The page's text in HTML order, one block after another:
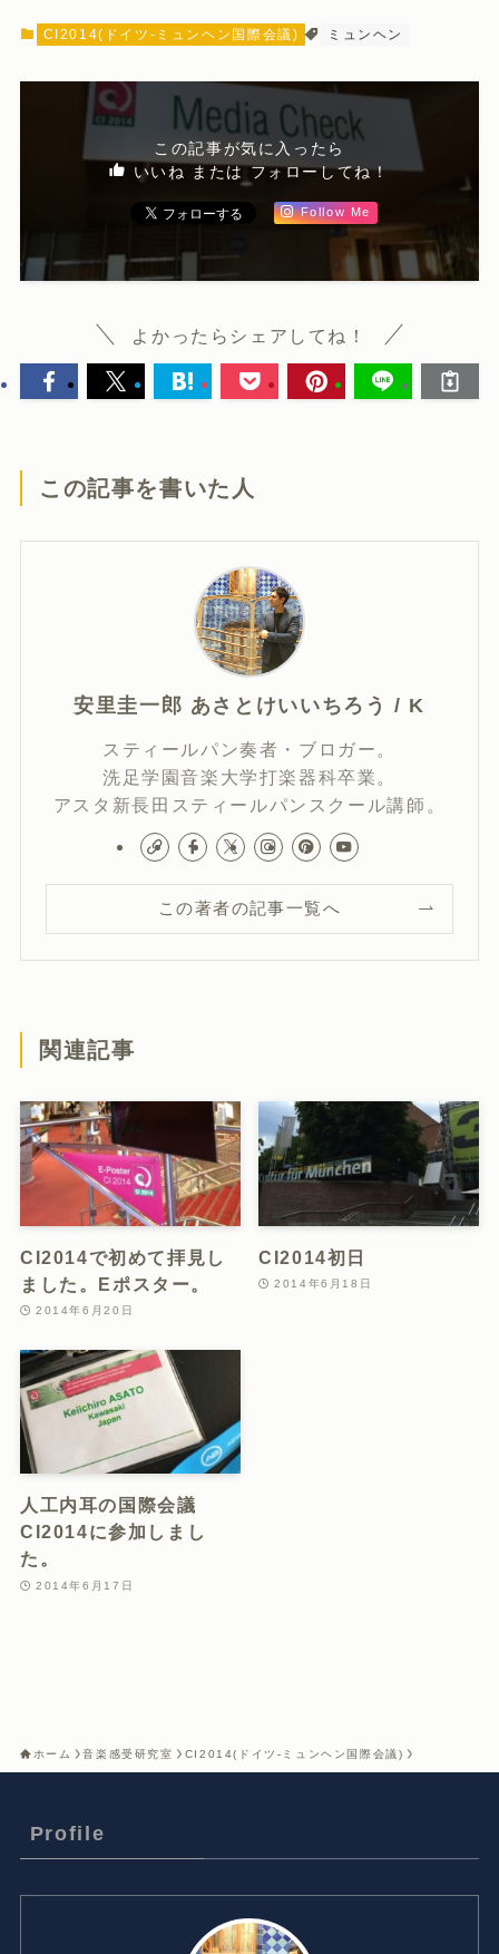
CI2014(ドイツ-ミュンヘン国際会議) ミュンヘン
この記事が気に入ったら
いいね または フォローしてね！
Follow Me
よかったらシェアしてね！
この記事を書いた人
安里圭一郎 あさとけいいちろう / K
スティールパン奏者・ブロガー。
洗足学園音楽大学打楽器科卒業。
アスタ新長田スティールパンスクール講師。
この著者の記事一覧へ
関連記事
CI2014で初めて拝見し
ました。Eポスター。
2014年6月20日
CI2014初日
2014年6月18日
人工内耳の国際会議
CI2014に参加しまし
た。
2014年6月17日
ホーム 音楽感受研究室 CI2014(ドイツ-ミュンヘン国際会議)
Profile